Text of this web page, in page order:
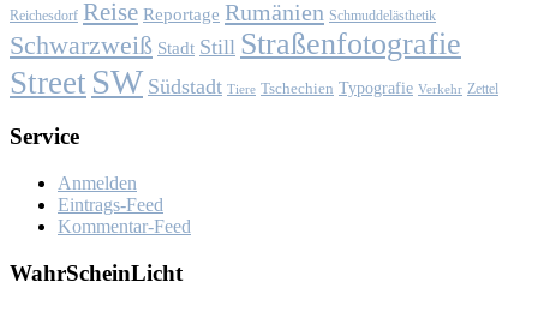
Reichesdorf Reise Reportage Rumänien Schmuddelästhetik
Schwarzweiß Stadt Still Straßenfotografie
Street SW Südstadt Tiere Tschechien Typografie Verkehr Zettel
Ser­vice
Anmelden
Eintrags-Feed
Kommentar-Feed
Wahr­Schein­Licht